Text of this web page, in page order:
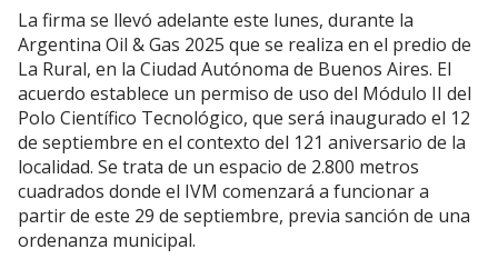
La firma se llevó adelante este lunes, durante la
Argentina Oil & Gas 2025 que se realiza en el predio de
La Rural, en la Ciudad Autónoma de Buenos Aires. El
acuerdo establece un permiso de uso del Módulo II del
Polo Científico Tecnológico, que será inaugurado el 12
de septiembre en el contexto del 121 aniversario de la
localidad. Se trata de un espacio de 2.800 metros
cuadrados donde el IVM comenzará a funcionar a
partir de este 29 de septiembre, previa sanción de una
ordenanza municipal.